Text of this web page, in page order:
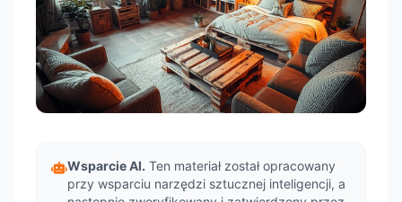
Wsparcie AI. Ten materiał został opracowany
przy wsparciu narzędzi sztucznej inteligencji, a